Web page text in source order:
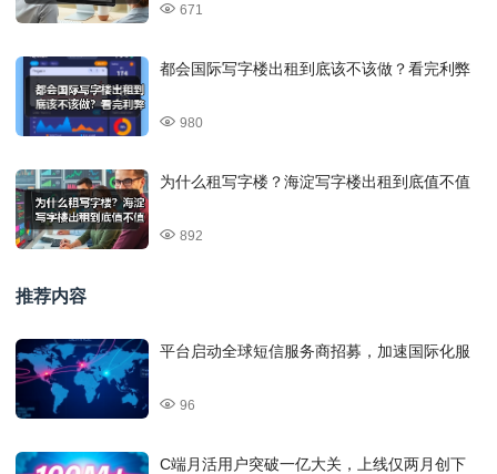
671
都会国际写字楼出租到底该不该做？看完利弊
980
为什么租写字楼？海淀写字楼出租到底值不值
892
推荐内容
平台启动全球短信服务商招募，加速国际化服
96
C端月活用户突破一亿大关，上线仅两月创下